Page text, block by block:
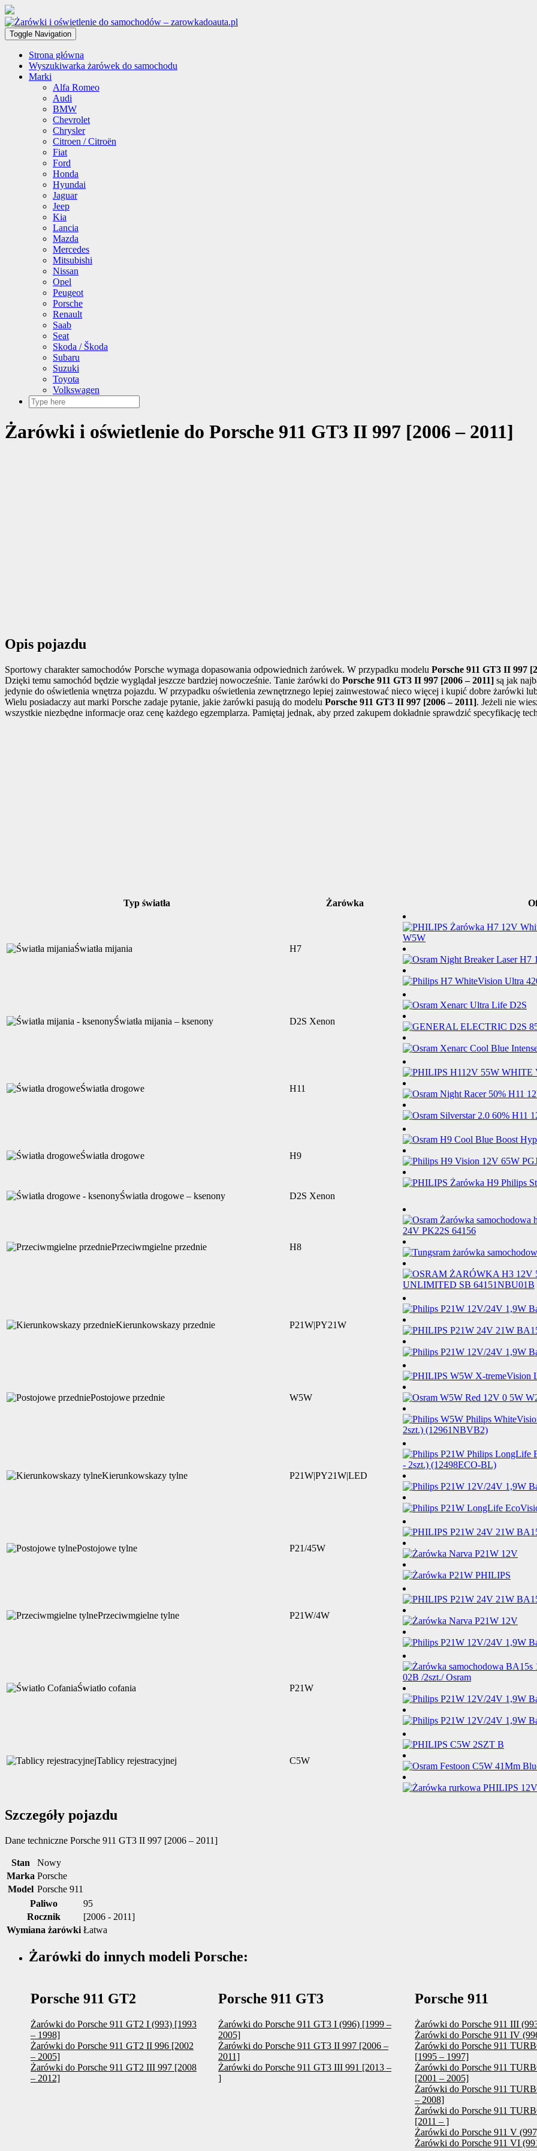
Toggle Navigation
Strona główna
Wyszukiwarka żarówek do samochodu
Marki
Alfa Romeo
Audi
BMW
Chevrolet
Chrysler
Citroen / Citroën
Fiat
Ford
Honda
Hyundai
Jaguar
Jeep
Kia
Lancia
Mazda
Mercedes
Mitsubishi
Nissan
Opel
Peugeot
Porsche
Renault
Saab
Seat
Skoda / Škoda
Subaru
Suzuki
Toyota
Volkswagen
Żarówki i oświetlenie do Porsche 911 GT3 II 997 [2006 – 2011]
Opis pojazdu
Sportowy charakter samochodów Porsche wymaga dopasowania odpowiednich żarówek. W przypadku modelu Porsche 911 GT3 II 997
Dzięki temu samochód będzie wyglądał jeszcze bardziej nowocześnie. Tanie żarówki do Porsche 911 GT3 II 997 [2006 – 2011] są jak
jedynie do oświetlenia wnętrza pojazdu. W przypadku oświetlenia zewnętrznego lepiej zainwestować nieco więcej i kupić dobre żarówki
Wielu posiadaczy aut marki Porsche zadaje pytanie, jakie żarówki pasują do modelu Porsche 911 GT3 II 997 [2006 – 2011]. Jeżeli nie
wszystkie niezbędne informacje oraz cenę każdego egzemplarza. Pamiętaj jednak, aby przed zakupem dokładnie sprawdzić specyfikację
Typ światła Żarówka
Światła mijania H7
Światła mijania – ksenony D2S Xenon
Światła drogowe H11
Światła drogowe H9
Światła drogowe – ksenony D2S Xenon
Przeciwmgielne przednie H8
Kierunkowskazy przednie P21W|PY21W
Postojowe przednie W5W
Kierunkowskazy tylne P21W|PY21W|LED
Postojowe tylne P21/45W
Przeciwmgielne tylne P21W/4W
Światło cofania P21W
Tablicy rejestracyjnej C5W
Szczegóły pojazdu
Dane techniczne Porsche 911 GT3 II 997 [2006 – 2011]
Stan
Nowy
Marka Porsche
Model Porsche 911
Paliwo
95
Rocznik
[2006 - 2011]
Wymiana żarówki Łatwa
Żarówki do innych modeli Porsche:
Porsche 911 GT2
Żarówki do Porsche 911 GT2 I (993) [1993
– 1998]
Żarówki do Porsche 911 GT2 II 996 [2002
– 2005]
Żarówki do Porsche 911 GT2 III 997 [2008
– 2012]
Porsche 911 GT3
Żarówki do Porsche 911 GT3 I (996) [1999 –
2005]
Żarówki do Porsche 911 GT3 II 997 [2006 –
2011]
Żarówki do Porsche 911 GT3 III 991 [2013 –
]
Porsche 911
Żarówki do Porsche 911 III
Żarówki do Porsche 911 IV
Żarówki do Porsche 911
[1995 – 1997]
Żarówki do Porsche 911
[2001 – 2005]
Żarówki do Porsche 911
– 2008]
Żarówki do Porsche 911
[2011 – ]
Żarówki do Porsche 911 V
Żarówki do Porsche 911 VI